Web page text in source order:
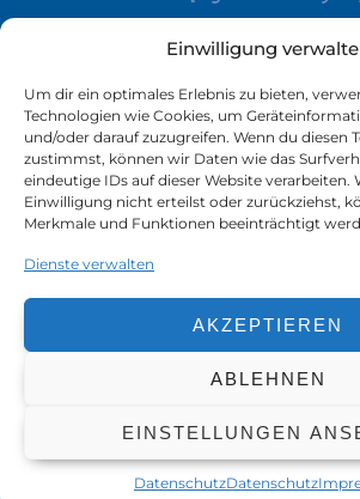
Einwilligung
Um dir ein optimales Erlebnis zu bieten,
Technologien wie Cookies, um
und/oder darauf zuzugreifen. Wenn du diesen
zustimmst, können wir Daten wie das
eindeutige IDs auf dieser Website verarbeiten.
Einwilligung nicht erteilst oder zurückziehst,
Merkmale und Funktionen beeinträchtigt
Dienste verwalten
AKZEPTIEREN
ABLEHNEN
EINSTELLUNGEN
DatenschutzDatenschutz
Links
Unternehmen
Leistungen
Referenzen
2026 ©
AGBs